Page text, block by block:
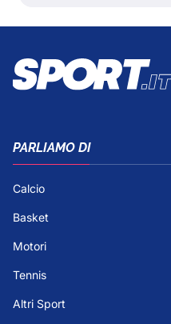
PARLIAMO DI
Calcio
Basket
Motori
Tennis
Altri Sport